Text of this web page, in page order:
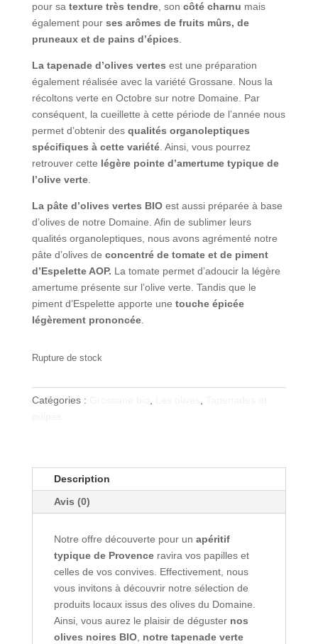
pour sa texture très tendre, son côté charnu mais
également pour ses arômes de fruits mûrs, de
pruneaux et de pains d’épices.
La tapenade d’olives vertes est une préparation
également réalisée avec la variété Grossane. Nous la
récoltons verte en Octobre sur notre Domaine. Par
conséquent, la cueillette à cette période de l’année nous
permet d’obtenir des qualités organoleptiques
spécifiques à cette variété. Ainsi, vous pourrez
retrouver cette légère pointe d’amertume typique de
l’olive verte.
La pâte d’olives vertes BIOest aussi préparée à base
d’olives de notre Domaine. Afin de sublimer leurs
qualités organoleptiques, nous avons agrémenté notre
pâte d’olives de concentré de tomate et de piment
d’Espelette AOP. La tomate permet d’adoucir la légère
amertume présente sur l’olive verte. Tandis que le
piment d’Espelette apporte une touche épicée
légèrement prononcée.
Rupture de stock
Catégories : , ,
Description
Avis (0)
Notre offre découverte pour un apéritif
typique de Provenceravira vos papilles et
celles de vos convives. Effectivement, nous
vous invitons à découvrir notre sélection de
produits locaux issus des olives du Domaine.
Ainsi, vous aurez le plaisir de déguster nos
olives noires BIO, notre tapenade verte